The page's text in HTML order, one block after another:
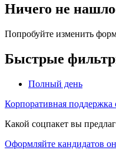
Ничего не
Попробуйте изменить
Быстрые
Полный день
Корпоративная поддержка
Какой соцпакет вы
Оформляйте кандидатов